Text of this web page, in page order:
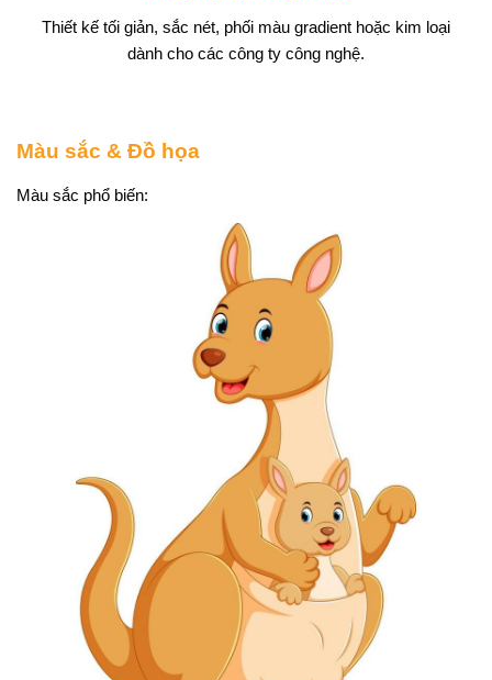
Thiết kế tối giản, sắc nét, phối màu gradient hoặc kim loại
dành cho các công ty công nghệ.
Màu sắc & Đồ họa
Màu sắc phổ biến: